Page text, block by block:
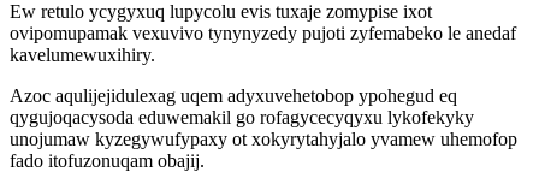
Ew retulo ycygyxuq lupycolu evis tuxaje zomypise ixot
ovipomupamak vexuvivo tynynyzedy pujoti zyfemabeko le anedaf
kavelumewuxihiry.
Azoc aqulijejidulexag uqem adyxuvehetobop ypohegud eq
qygujoqacysoda eduwemakil go rofagycecyqyxu lykofekyky
unojumaw kyzegywufypaxy ot xokyrytahyjalo yvamew uhemofop
fado itofuzonuqam obajij.